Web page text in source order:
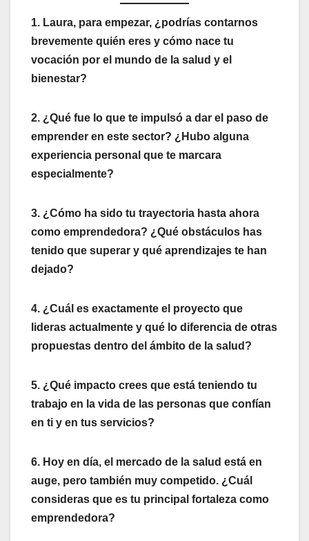
1. Laura, para empezar, ¿podrías contarnos
brevemente quién eres y cómo nace tu
vocación por el mundo de la salud y el
bienestar?
2. ¿Qué fue lo que te impulsó a dar el paso de
emprender en este sector? ¿Hubo alguna
experiencia personal que te marcara
especialmente?
3. ¿Cómo ha sido tu trayectoria hasta ahora
como emprendedora? ¿Qué obstáculos has
tenido que superar y qué aprendizajes te han
dejado?
4. ¿Cuál es exactamente el proyecto que
lideras actualmente y qué lo diferencia de otras
propuestas dentro del ámbito de la salud?
5. ¿Qué impacto crees que está teniendo tu
trabajo en la vida de las personas que confían
en ti y en tus servicios?
6. Hoy en día, el mercado de la salud está en
auge, pero también muy competido. ¿Cuál
consideras que es tu principal fortaleza como
emprendedora?